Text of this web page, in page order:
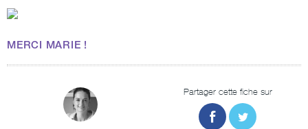
MERCI MARIE !
Partager cette fiche sur